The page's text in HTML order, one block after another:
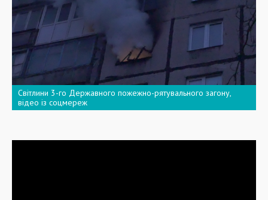
Світлини 3-го Державного пожежно-рятувального загону,
відео із соцмереж